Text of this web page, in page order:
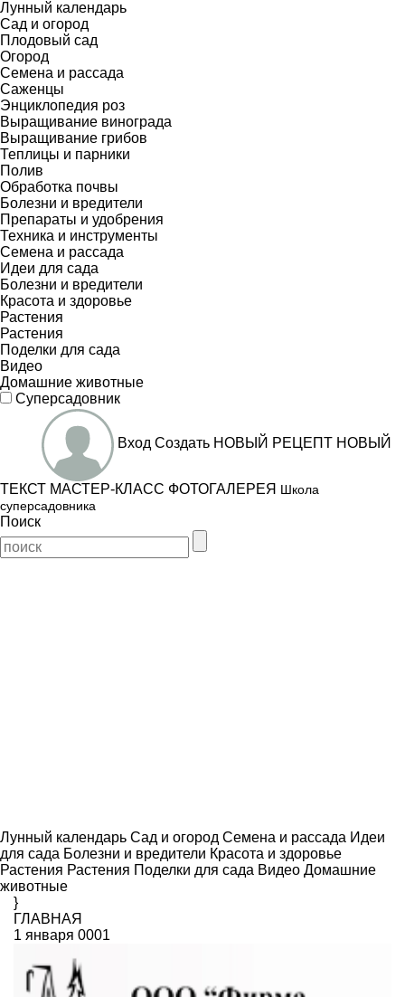
Лунный календарь
Сад и огород
Плодовый сад
Огород
Семена и рассада
Саженцы
Энциклопедия роз
Выращивание винограда
Выращивание грибов
Теплицы и парники
Полив
Обработка почвы
Болезни и вредители
Препараты и удобрения
Техника и инструменты
Семена и рассада
Идеи для сада
Болезни и вредители
Красота и здоровье
Растения
Растения
Поделки для сада
Видео
Домашние животные
Суперсадовник
Вход Создать НОВЫЙ РЕЦЕПТ НОВЫЙ
ТЕКСТ МАСТЕР-КЛАСС ФОТОГАЛЕРЕЯ Школа
суперсадовника
Поиск
Лунный календарь Сад и огород Семена и рассада Идеи
для сада Болезни и вредители Красота и здоровье
Растения Растения Поделки для сада Видео Домашние
животные
}
ГЛАВНАЯ
1 января 0001